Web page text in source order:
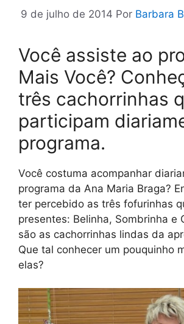
9 de julho de 2014 Por Barbara
Você assiste ao
Mais Você?
três cachorrinhas
participam
programa.
Você costuma acompanhar
programa da Ana Maria Braga?
ter percebido as três fofurinhas
presentes: Belinha, Sombrinha e
são as cachorrinhas lindas da
Que tal conhecer um pouquinho
elas?